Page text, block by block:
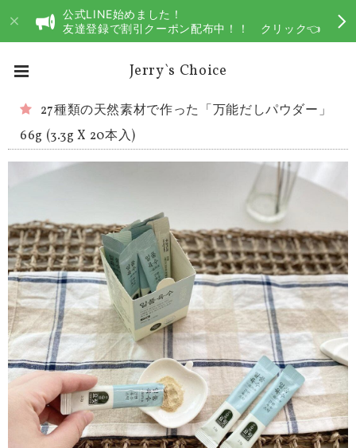
公式LINE始めました！
友達登録で割引クーポン配布中！！ クリック👈
Jerry`s Choice
27種類の天然素材で作った「万能だしパウダー」
66g (3.3g X 20本入)